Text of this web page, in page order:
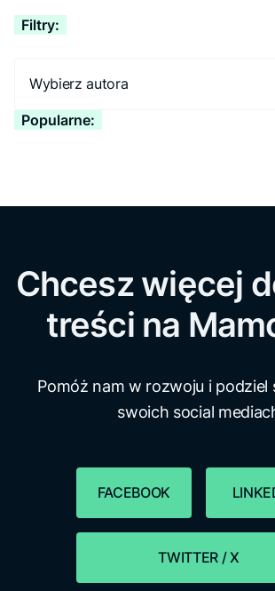
Filtry:
Wybierz autora
Popularne:
Chcesz więcej
treści na
Pomóż nam w rozwoju i podziel
swoich social
FACEBOOK
TWITTER / X